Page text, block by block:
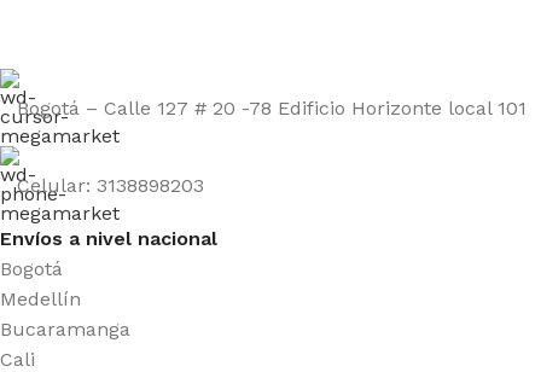
Bogotá – Calle 127 # 20 -78 Edificio Horizonte local 101
Celular: 3138898203
Envíos a nivel nacional
Bogotá
Medellín
Bucaramanga
Cali